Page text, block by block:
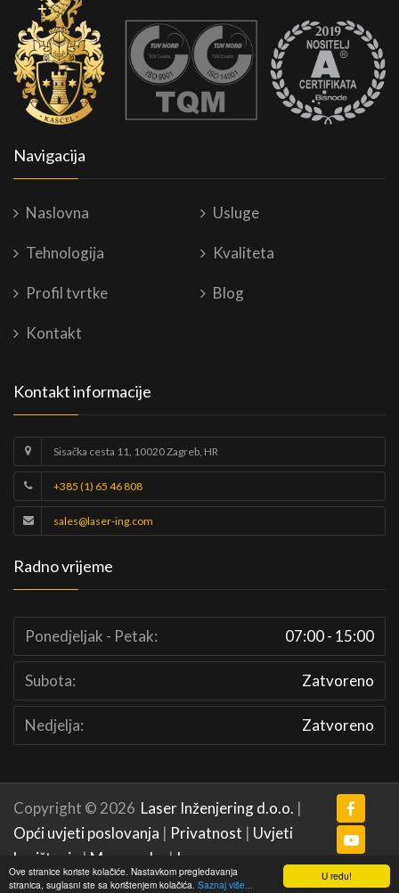
U redu!
Ove stranice koriste kolačiće. Nastavkom pregledavanja
stranica, suglasni ste sa korištenjem kolačića. Saznaj više...
Navigacija
Naslovna Usluge
Tehnologija Kvaliteta
Profil tvrtke Blog
Kontakt
Kontakt informacije
Sisačka cesta 11, 10020 Zagreb, HR
+385 (1) 65 46 808
sales@laser-ing.com
Radno vrijeme
Ponedjeljak - Petak: 07:00 - 15:00
Subota: Zatvoreno
Nedjelja: Zatvoreno
Copyright © 2026 Laser Inženjering d.o.o. |
Opći uvjeti poslovanja | Privatnost | Uvjeti
korištenja
| Mapa weba | Impressum